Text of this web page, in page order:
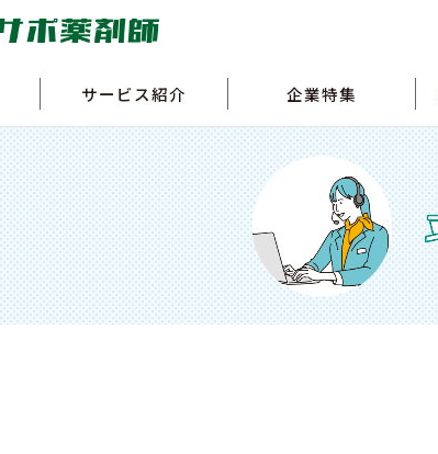
サービス紹介 企業特集